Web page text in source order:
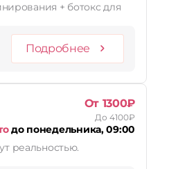
+ ботокс для
Подробнее
От 1300₽
До 4100₽
до понедельника, 09:00
реальностью.